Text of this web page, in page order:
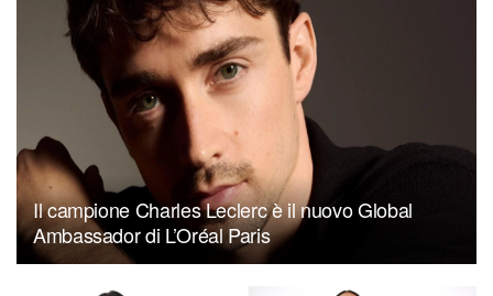
Il campione Charles Leclerc è il nuovo Global
Ambassador di L’Oréal Paris